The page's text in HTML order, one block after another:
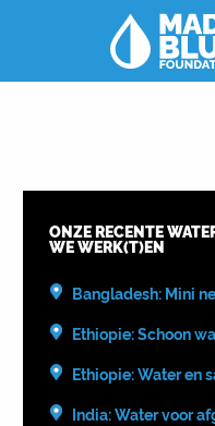
ONZE RECENTE
WE WERK(T)EN
Bangladesh: Mini
Ethiopie: Schoon
Ethiopie: Water en
India: Water voor